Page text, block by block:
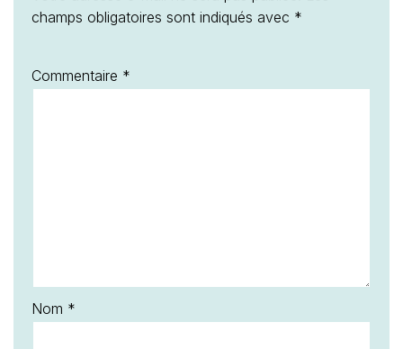
champs obligatoires sont indiqués avec *
Commentaire *
Nom *